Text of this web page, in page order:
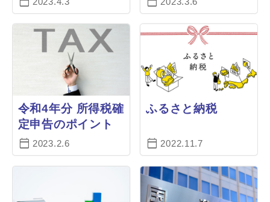
令和4年分 所得税確
定申告のポイント
2023.2.6
ふるさと納税
2022.11.7